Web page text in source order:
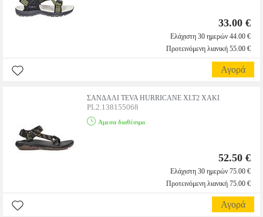
33.00 €
Ελάχιστη 30 ημερών 44.00 €
Προτεινόμενη λιανική 55.00 €
Αγορά
ΣΑΝΔΑΛΙ TEVA HURRICANE XLT2 ΧΑΚΙ
PL2.138155068
Αμεσα διαθέσιμο
52.50 €
Ελάχιστη 30 ημερών 75.00 €
Προτεινόμενη λιανική 75.00 €
Αγορά